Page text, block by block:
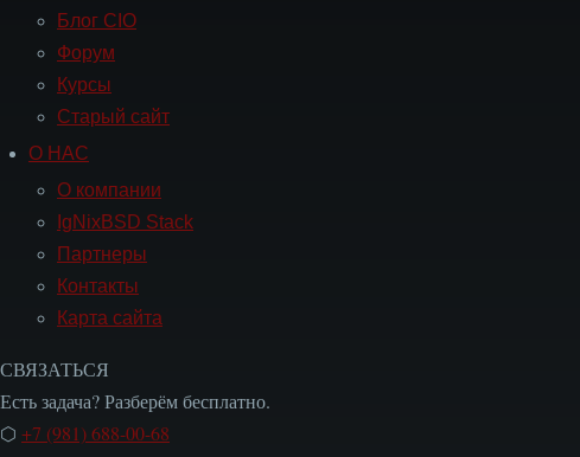
Блог CIO
Форум
Курсы
Старый сайт
Навигация
О НАС
О компании
IgNixBSD Stack
Партнеры
Контакты
Карта сайта
СВЯЗАТЬСЯ
Есть задача? Разберём бесплатно.
⬡ +7 (981) 688-00-68